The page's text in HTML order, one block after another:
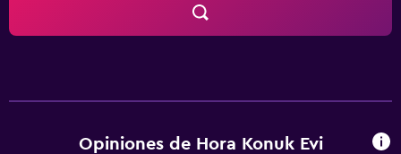
Opiniones de Hora Konuk Evi